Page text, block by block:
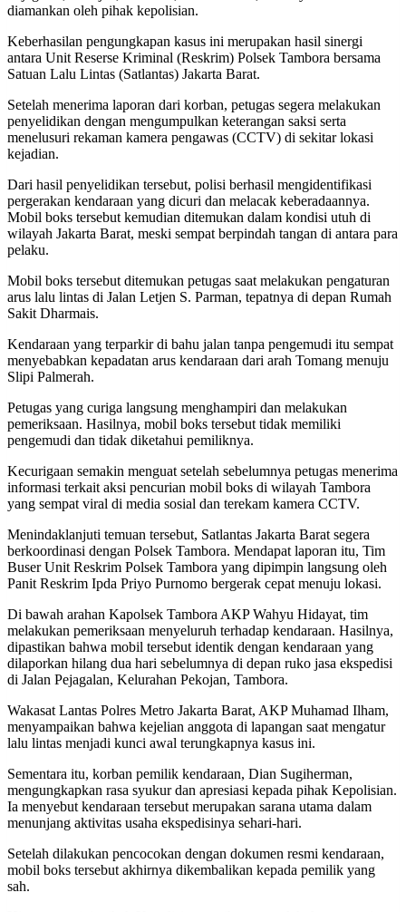
diamankan oleh pihak kepolisian.
Keberhasilan pengungkapan kasus ini merupakan hasil sinergi
antara Unit Reserse Kriminal (Reskrim) Polsek Tambora bersama
Satuan Lalu Lintas (Satlantas) Jakarta Barat.
Setelah menerima laporan dari korban, petugas segera melakukan
penyelidikan dengan mengumpulkan keterangan saksi serta
menelusuri rekaman kamera pengawas (CCTV) di sekitar lokasi
kejadian.
Dari hasil penyelidikan tersebut, polisi berhasil mengidentifikasi
pergerakan kendaraan yang dicuri dan melacak keberadaannya.
Mobil boks tersebut kemudian ditemukan dalam kondisi utuh di
wilayah Jakarta Barat, meski sempat berpindah tangan di antara para
pelaku.
Mobil boks tersebut ditemukan petugas saat melakukan pengaturan
arus lalu lintas di Jalan Letjen S. Parman, tepatnya di depan Rumah
Sakit Dharmais.
Kendaraan yang terparkir di bahu jalan tanpa pengemudi itu sempat
menyebabkan kepadatan arus kendaraan dari arah Tomang menuju
Slipi Palmerah.
Petugas yang curiga langsung menghampiri dan melakukan
pemeriksaan. Hasilnya, mobil boks tersebut tidak memiliki
pengemudi dan tidak diketahui pemiliknya.
Kecurigaan semakin menguat setelah sebelumnya petugas menerima
informasi terkait aksi pencurian mobil boks di wilayah Tambora
yang sempat viral di media sosial dan terekam kamera CCTV.
Menindaklanjuti temuan tersebut, Satlantas Jakarta Barat segera
berkoordinasi dengan Polsek Tambora. Mendapat laporan itu, Tim
Buser Unit Reskrim Polsek Tambora yang dipimpin langsung oleh
Panit Reskrim Ipda Priyo Purnomo bergerak cepat menuju lokasi.
Di bawah arahan Kapolsek Tambora AKP Wahyu Hidayat, tim
melakukan pemeriksaan menyeluruh terhadap kendaraan. Hasilnya,
dipastikan bahwa mobil tersebut identik dengan kendaraan yang
dilaporkan hilang dua hari sebelumnya di depan ruko jasa ekspedisi
di Jalan Pejagalan, Kelurahan Pekojan, Tambora.
Wakasat Lantas Polres Metro Jakarta Barat, AKP Muhamad Ilham,
menyampaikan bahwa kejelian anggota di lapangan saat mengatur
lalu lintas menjadi kunci awal terungkapnya kasus ini.
Sementara itu, korban pemilik kendaraan, Dian Sugiherman,
mengungkapkan rasa syukur dan apresiasi kepada pihak Kepolisian.
Ia menyebut kendaraan tersebut merupakan sarana utama dalam
menunjang aktivitas usaha ekspedisinya sehari-hari.
Setelah dilakukan pencocokan dengan dokumen resmi kendaraan,
mobil boks tersebut akhirnya dikembalikan kepada pemilik yang
sah.